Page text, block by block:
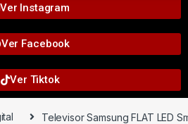
Ver Instagram
Ver Facebook
Ver Tiktok
Televisor Samsung FLAT LED